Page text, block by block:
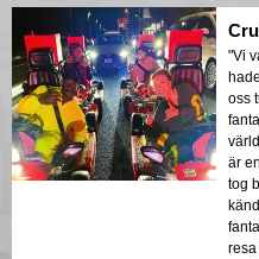
"Vi
oss
är
tog